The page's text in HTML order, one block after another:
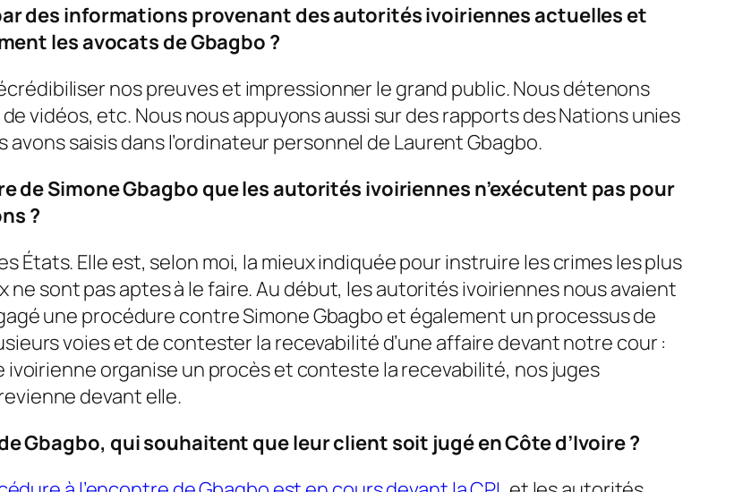
des informations provenant des autorités ivoiriennes actuelles et
les avocats de Gbagbo ?
nos preuves et impressionner le grand public. Nous détenons
vidéos, etc. Nous nous appuyons aussi sur des rapports des Nations unies
avons saisis dans l’ordinateur personnel de Laurent Gbagbo.
de Simone Gbagbo que les autorités ivoiriennes n’exécutent pas pour
?
Elle est, selon moi, la mieux indiquée pour instruire les crimes les plus
sont pas aptes à le faire. Au début, les autorités ivoiriennes nous avaient
une procédure contre Simone Gbagbo et également un processus de
voies et de contester la recevabilité d’une affaire devant notre cour :
ivoirienne organise un procès et conteste la recevabilité, nos juges
devant elle.
Gbagbo, qui souhaitent que leur client soit jugé en Côte d’Ivoire ?